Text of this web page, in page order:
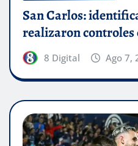
San Carlos:
realizaron
8 Digital Ago 7,